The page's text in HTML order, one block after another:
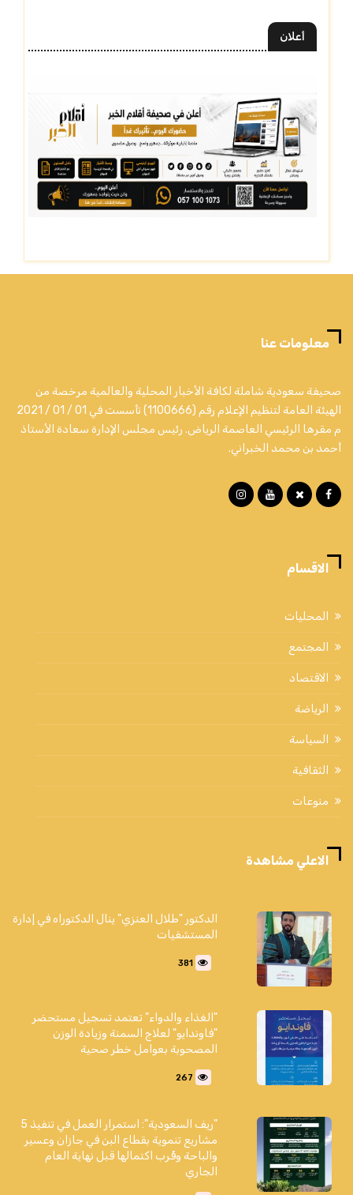
أعلان
معلومات عنا
صحيفة سعودية شاملة لكافة الأخبار المحلية والعالمية مرخصة من
الهيئة العامة لتنظيم الإعلام رقم (1100666) تأسست في 01 / 01 / 2021
م مقرها الرئيسي العاصمة الرياض. رئيس مجلس الإدارة سعادة الأستاذ
أحمد بن محمد الخبراني.
الاقسام
المحليات
المجتمع
الاقتصاد
الرياضة
السياسة
الثقافية
منوعات
الاعلي مشاهدة
الدكتور "طلال العنزي" ينال الدكتوراه في إدارة
المستشفيات
381
"الغذاء والدواء" تعتمد تسجيل مستحضر
"فاوندايو" لعلاج السمنة وزيادة الوزن
المصحوبة بعوامل خطر صحية
267
"ريف السعودية": استمرار العمل في تنفيذ 5
مشاريع تنموية بقطاع البن في جازان وعسير
والباحة وقُرب اكتمالها قبل نهاية العام
الجاري